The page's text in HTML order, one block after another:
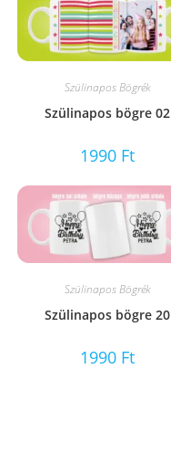
Szülinapos Bögrék
Szülinapos bögre 02
1990 Ft
Szülinapos Bögrék
Szülinapos bögre 20
1990 Ft